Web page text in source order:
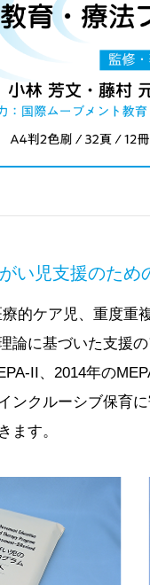
い児支援のため
的ケア児、重度重
論に基づいた支援の
II、2014年の
ンクルーシブ保育
ます。